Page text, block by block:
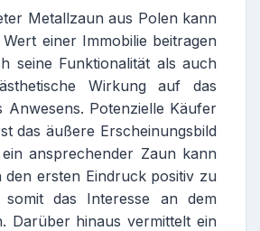
Metallzaun aus Polen kann
einer Immobilie beitragen
seine Funktionalität als auch
Wirkung auf das
Anwesens. Potenzielle Käufer
das äußere Erscheinungsbild
ansprechender Zaun kann
den ersten Eindruck positiv zu
somit das Interesse an dem
Darüber hinaus vermittelt ein